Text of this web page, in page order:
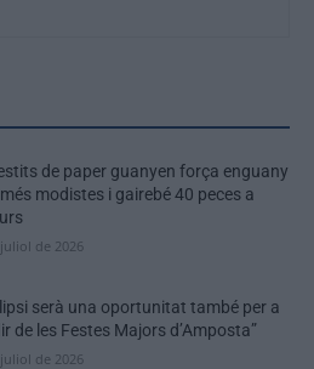
de paper guanyen força enguany
modistes i gairebé 40 peces a
de 2026
serà una oportunitat també per a
de les Festes Majors d’Amposta”
de 2026